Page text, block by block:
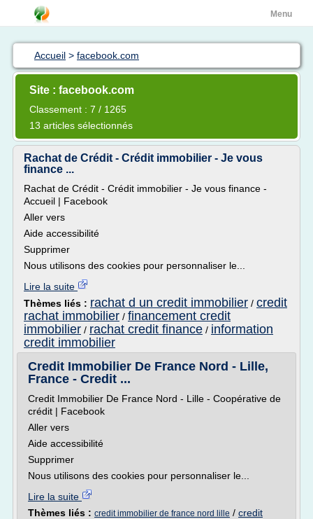
Menu
Accueil > facebook.com
Site : facebook.com
Classement : 7 / 1265
13 articles sélectionnés
Rachat de Crédit - Crédit immobilier - Je vous
finance ...
Rachat de Crédit - Crédit immobilier - Je vous finance -
Accueil | Facebook
Aller vers
Aide accessibilité
Supprimer
Nous utilisons des cookies pour personnaliser le...
Lire la suite
Thèmes liés : rachat d un credit immobilier / credit
rachat immobilier / financement credit
immobilier / rachat credit finance / information
credit immobilier
Credit Immobilier De France Nord - Lille,
France - Credit ...
Credit Immobilier De France Nord - Lille - Coopérative de
crédit | Facebook
Aller vers
Aide accessibilité
Supprimer
Nous utilisons des cookies pour personnaliser le...
Lire la suite
Thèmes liés : credit immobilier de france nord lille / credit